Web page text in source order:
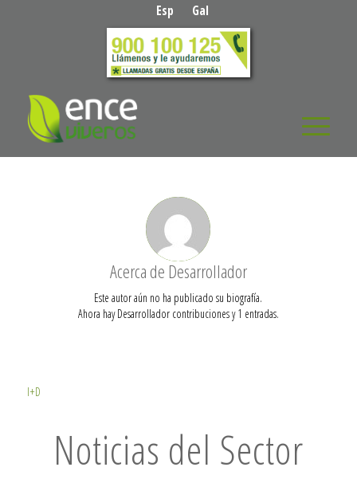
Esp Gal
Acerca de Desarrollador
Este autor aún no ha publicado su biografía.
Ahora hayDesarrolladorcontribuciones y 1 entradas.
I+D
Noticias del Sector